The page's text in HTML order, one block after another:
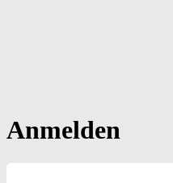
Anmelden